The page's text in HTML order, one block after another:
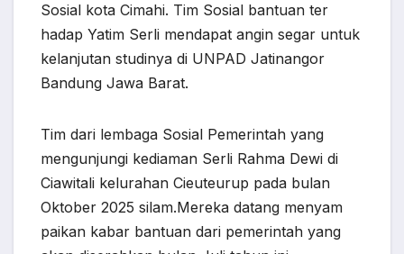
Sosial kota Cimahi. Tim Sosial bantuan ter
hadap Yatim Serli mendapat angin segar untuk
kelanjutan studinya di UNPAD Jatinangor
Bandung Jawa Barat.
Tim dari lembaga Sosial Pemerintah yang
mengunjungi kediaman Serli Rahma Dewi di
Ciawitali kelurahan Cieuteurup pada bulan
Oktober 2025 silam.Mereka datang menyam
paikan kabar bantuan dari pemerintah yang